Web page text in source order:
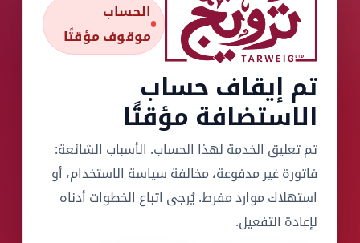
الحساب
موقوف مؤقتًا
تم إيقاف حساب
الاستضافة مؤقتًا
تم تعليق الخدمة لهذا الحساب. الأسباب الشائعة:
فاتورة غير مدفوعة، مخالفة سياسة الاستخدام، أو
استهلاك موارد مفرط. يُرجى اتباع الخطوات أدناه
لإعادة التفعيل.